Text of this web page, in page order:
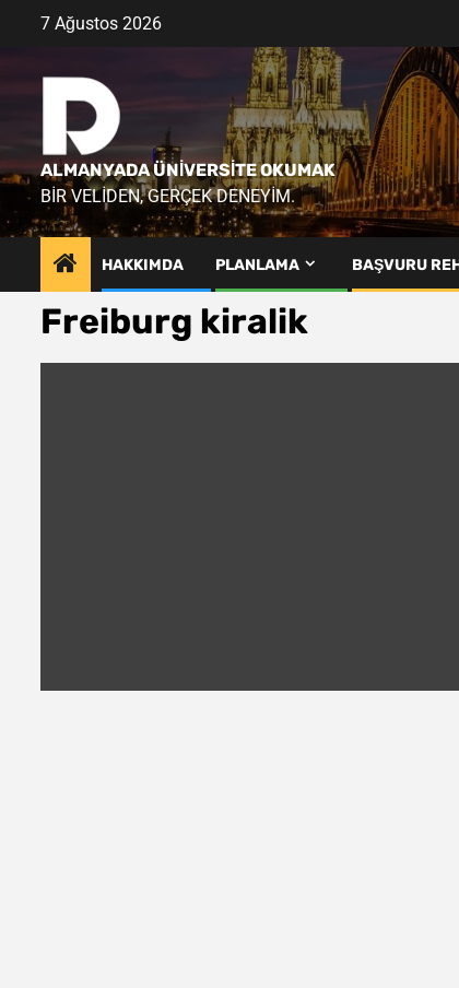
7 Ağustos 2026
ALMANYADA ÜNIVERSITE OKUMAK
BIR VELIDEN, GERÇEK DENEYIM.
HAKKIMDA PLANLAMA BAŞVURU
Freiburg kiralik